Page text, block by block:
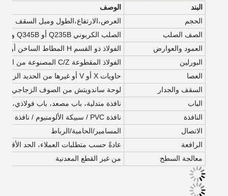
البند
الوصف
الحجم
العرض،الارتفاع،الطول وميل السقف
الصف الصلب
الصلب الكربوني Q235B أو Q345B والصلب المسبوك
العمود والعوارض
الفولاذ ذو القسم H المطاط الساخن أو المطاط ذو التردد العالي
البورلين
الفولاذ المقطوعة C/Z المصنوعة من الصلب المصنوع من الصلب المصنوع من الصلب المصنوع من الصلب
العصا
حاويات X أو V أو غيرها من الحديد الزاوية
السقف والجدار
لوحة ساندويتش من الصوف الزجاجي،
الباب
نافذة متدلية، باب مصعد، باب فولاذي،
النافذة
نافذة PVC / سبيكة الألومنيوم / نافذة الفولاذ البلاستيكي
الاتصال
المسامير/الحامية/الرباط
الرافعة
عادةً حسب متطلبات العملاء، الحد الأقصى الذي
معالجة السطح
من غير القطع المعدنية